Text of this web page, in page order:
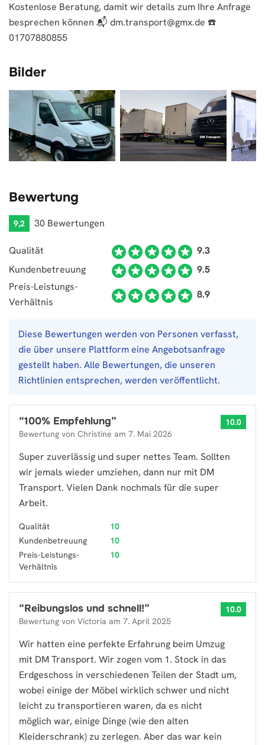
Kostenlose Beratung, damit wir details zum Ihre Anfrage
besprechen können 📬 dm.transport@gmx.de ☎️
01707880855
Bilder
Bewertung
9,2 30 Bewertungen
Qualität
9.3
Kundenbetreuung
9.5
Preis-Leistungs-
Verhältnis
8.9
Diese Bewertungen werden von Personen verfasst,
die über unsere Plattform eine Angebotsanfrage
gestellt haben. Alle Bewertungen, die unseren
Richtlinien entsprechen, werden veröffentlicht.
“100% Empfehlung”
Bewertung von Christine am 7. Mai 2026
10.0
Super zuverlässig und super nettes Team. Sollten
wir jemals wieder umziehen, dann nur mit DM
Transport. Vielen Dank nochmals für die super
Arbeit.
Qualität
10
Kundenbetreuung
10
Preis-Leistungs-
Verhältnis
10
“Reibungslos und schnell!”
Bewertung von Victoria am 7. April 2025
10.0
Wir hatten eine perfekte Erfahrung beim Umzug
mit DM Transport. Wir zogen vom 1. Stock in das
Erdgeschoss in verschiedenen Teilen der Stadt um,
wobei einige der Möbel wirklich schwer und nicht
leicht zu transportieren waren, da es nicht
möglich war, einige Dinge (wie den alten
Kleiderschrank) zu zerlegen. Aber das war kein